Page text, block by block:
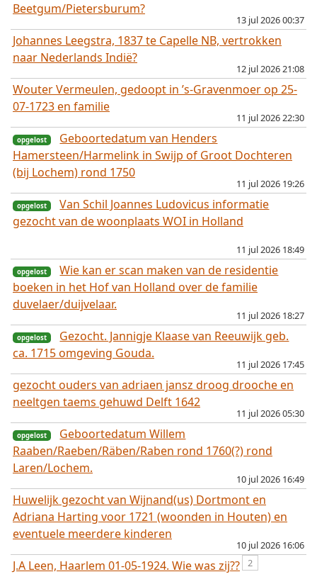
Beetgum/Pietersburum?
13 jul 2026 00:37
Johannes Leegstra, 1837 te Capelle NB, vertrokken
naar Nederlands Indië?
12 jul 2026 21:08
Wouter Vermeulen, gedoopt in ’s-Gravenmoer op 25-
07-1723 en familie
11 jul 2026 22:30
opgelost
Geboortedatum van Henders
Hamersteen/Harmelink in Swijp of Groot Dochteren
(bij Lochem) rond 1750
11 jul 2026 19:26
Van Schil Joannes Ludovicus informatie
gezocht van de woonplaats WOI in Holland
11 jul 2026 18:49
opgelost
Wie kan er scan maken van de residentie
boeken in het Hof van Holland over de familie
duvelaer/duijvelaar.
11 jul 2026 18:27
opgelost
Gezocht. Jannigje Klaase van Reeuwijk geb.
ca. 1715 omgeving Gouda.
11 jul 2026 17:45
gezocht ouders van adriaen jansz droog drooche en
neeltgen taems gehuwd Delft 1642
11 jul 2026 05:30
Geboortedatum Willem
Raaben/Raeben/Räben/Raben rond 1760(?) rond
Laren/Lochem.
10 jul 2026 16:49
Huwelijk gezocht van Wijnand(us) Dortmont en
Adriana Harting voor 1721 (woonden in Houten) en
eventuele meerdere kinderen
10 jul 2026 16:06
J.A Leen, Haarlem 01-05-1924. Wie was zij?? 2